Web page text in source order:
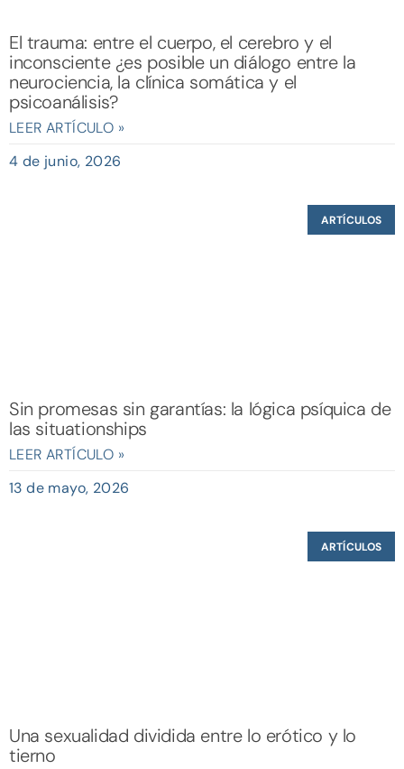
El trauma: entre el cuerpo, el cerebro y el
inconsciente ¿es posible un diálogo entre la
neurociencia, la clínica somática y el
psicoanálisis?
LEER ARTÍCULO »
4 de junio, 2026
ARTÍCULOS
Sin promesas sin garantías: la lógica psíquica de
las situationships
LEER ARTÍCULO »
13 de mayo, 2026
ARTÍCULOS
Una sexualidad dividida entre lo erótico y lo
tierno